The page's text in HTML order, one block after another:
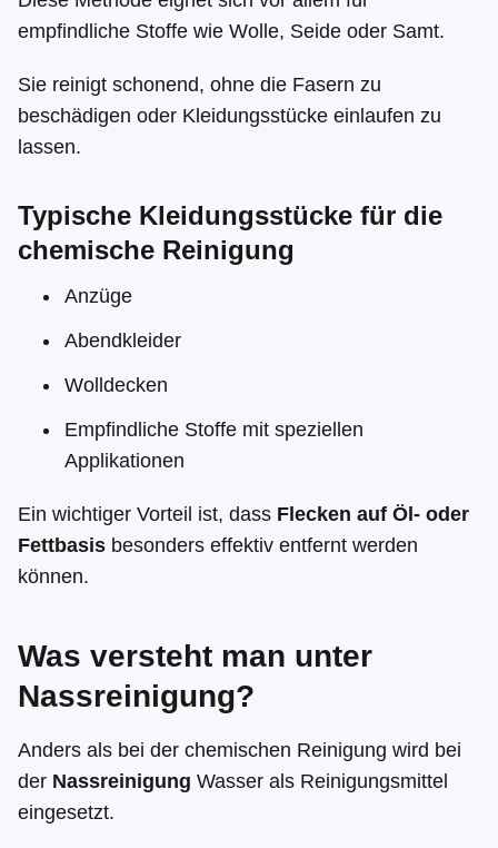
empfindliche Stoffe wie Wolle, Seide oder Samt.
Sie reinigt schonend, ohne die Fasern zu
beschädigen oder Kleidungsstücke einlaufen zu
lassen.
Typische Kleidungsstücke für die
chemische Reinigung
Anzüge
Abendkleider
Wolldecken
Empfindliche Stoffe mit speziellen
Applikationen
Ein wichtiger Vorteil ist, dass Flecken auf Öl- oder
Fettbasis besonders effektiv entfernt werden
können.
Was versteht man unter
Nassreinigung?
Anders als bei der chemischen Reinigung wird bei
der Nassreinigung Wasser als Reinigungsmittel
eingesetzt.